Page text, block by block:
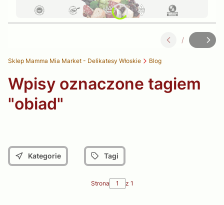
Slajd
/
z
Sklep Mamma Mia Market - Delikatesy Włoskie Blog
Wpisy oznaczone tagiem
"obiad"
Kategorie Tagi
Strona z 1